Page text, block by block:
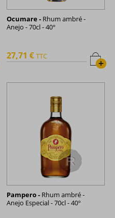
Ocumare - Rhum ambré -
Anejo - 70cl - 40°
+
27,71 € TTC
Pampero - Rhum ambré -
Anejo Especial - 70cl - 40°